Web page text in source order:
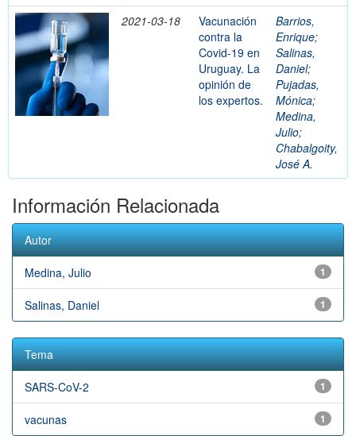
2021-03-18
Vacunación
contra la
Covid-19 en
Uruguay. La
opinión de
los expertos.
Barrios,
Enrique;
Salinas,
Daniel;
Pujadas,
Mónica;
Medina,
Julio;
Chabalgoity,
José A.
Información Relacionada
Autor
1
Medina, Julio
1
Salinas, Daniel
Tema
1
SARS-CoV-2
1
vacunas